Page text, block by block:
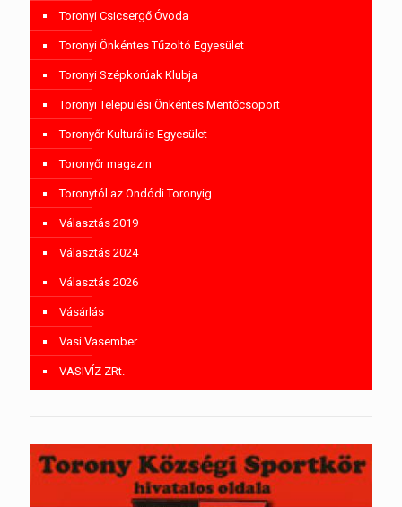
Toronyi Csicsergő Óvoda
Toronyi Önkéntes Tűzoltó Egyesület
Toronyi Szépkorúak Klubja
Toronyi Települési Önkéntes Mentőcsoport
Toronyőr Kulturális Egyesület
Toronyőr magazin
Toronytól az Ondódi Toronyig
Választás 2019
Választás 2024
Választás 2026
Vásárlás
Vasi Vasember
VASIVÍZ ZRt.